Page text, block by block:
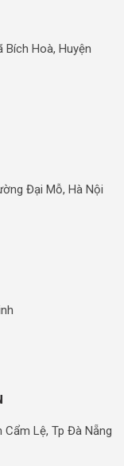
Bích Hoà, Huyện
Đại Mỗ, Hà Nội
Cẩm Lệ, Tp Đà Nẵng